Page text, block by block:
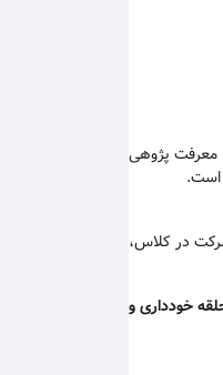
معرفت پژوهی
است.
در کلاس،
خودداری و